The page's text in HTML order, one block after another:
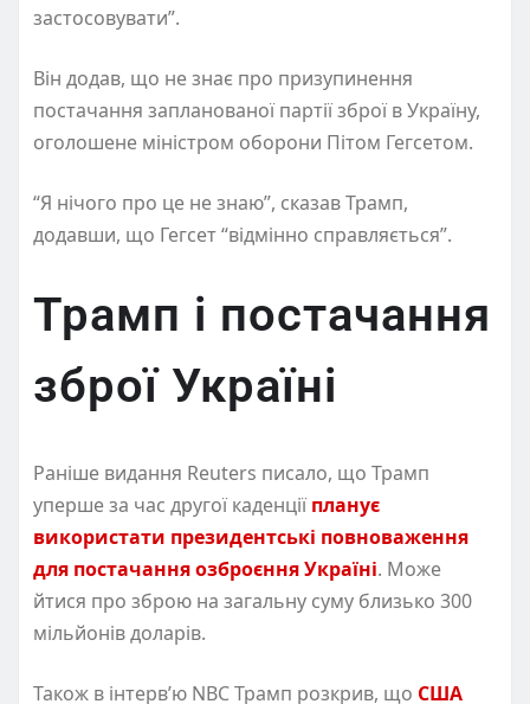
застосовувати”.
Він додав, що не знає про призупинення
постачання запланованої партії зброї в Україну,
оголошене міністром оборони Пітом Гегсетом.
“Я нічого про це не знаю”, сказав Трамп,
додавши, що Гегсет “відмінно справляється”.
Трамп і постачання
зброї Україні
Раніше видання Reuters писало, що Трамп
уперше за час другої каденції планує
використати президентські повноваження
для постачання озброєння Україні. Може
йтися про зброю на загальну суму близько 300
мільйонів доларів.
Також в інтерв’ю NBC Трамп розкрив, що США